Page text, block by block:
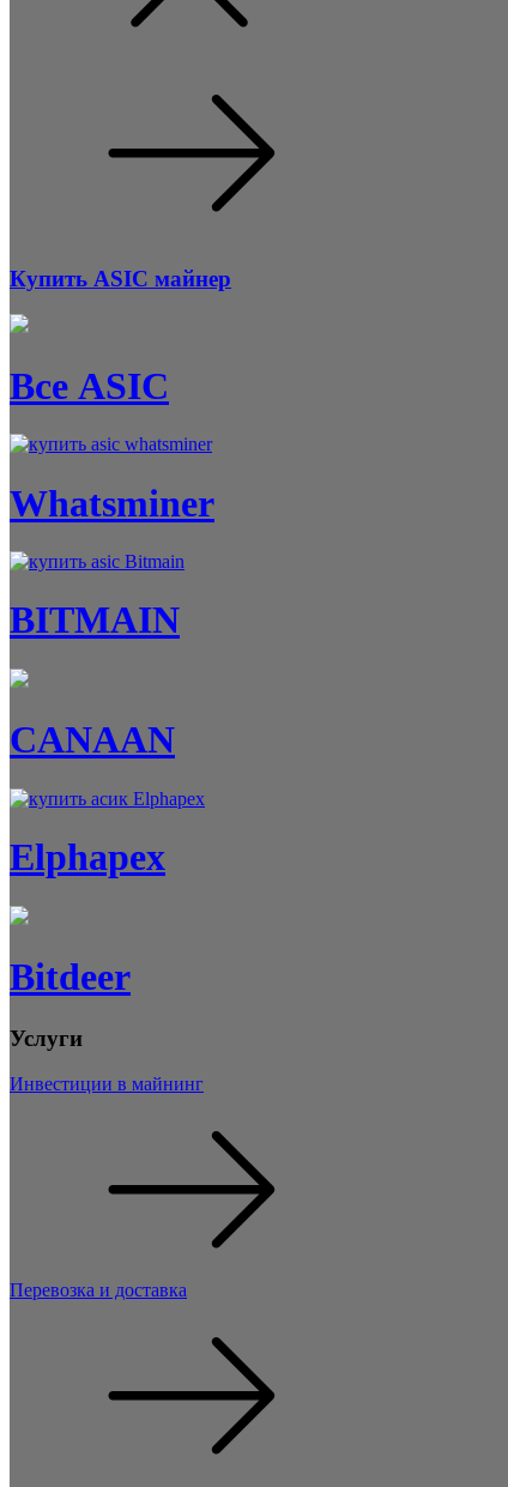
Купить ASIC майнер
Все ASIC
Whatsminer
BITMAIN
CANAAN
Elphapex
Bitdeer
Услуги
Инвестиции в майнинг
Перевозка и доставка